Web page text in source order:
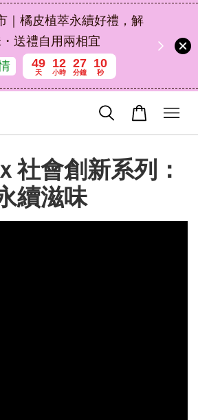
｜橘皮植萃永續好禮，解
送禮自用兩相宜
49
天
12
小時
27
分鐘
8
秒
社會創新系列：
續滋味